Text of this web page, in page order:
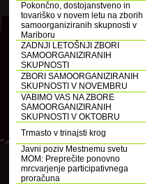
Pokončno, dostojanstveno in
tovariško v novem letu na zborih
samoorganiziranih skupnosti v
Mariboru
ZADNJI LETOŠNJI ZBORI
SAMOORGANIZIRANIH
SKUPNOSTI
ZBORI SAMOORGANIZIRANIH
SKUPNOSTI V NOVEMBRU
VABIMO VAS NA ZBORE
SAMOORGANIZIRANIH
SKUPNOSTI V OKTOBRU
Trmasto v trinajsti krog
Javni poziv Mestnemu svetu
MOM: Preprečite ponovno
mrcvarjenje participativnega
proračuna